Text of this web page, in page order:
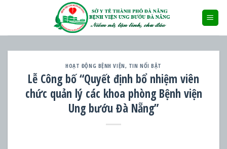
HOẠT ĐỘNG BỆNH VIỆN, TIN NỔI BẬT
Lễ Công bố “Quyết định bổ nhiệm viên
chức quản lý các khoa phòng Bệnh viện
Ung bướu Đà Nẵng”